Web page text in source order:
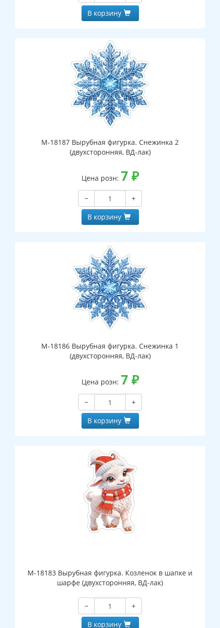
В корзину
М-18187 Вырубная фигурка. Снежинка 2
(двухсторонняя, ВД-лак)
Цена розн: 7 ₽
−
+
В корзину
М-18186 Вырубная фигурка. Снежинка 1
(двухсторонняя, ВД-лак)
Цена розн: 7 ₽
−
+
В корзину
М-18183 Вырубная фигурка. Козленок в шапке и
шарфе (двухсторонняя, ВД-лак)
−
+
В корзину